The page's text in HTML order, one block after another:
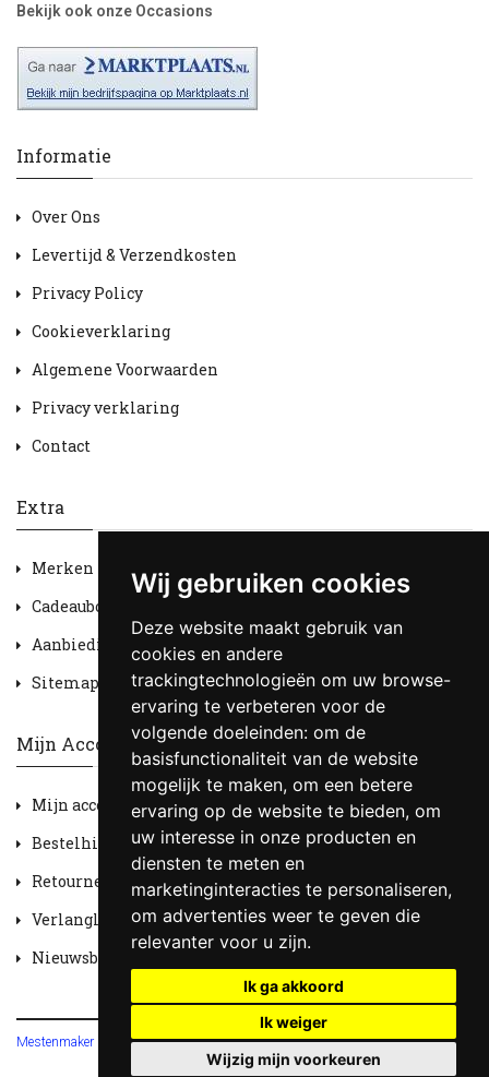
Wij gebruiken cookies
Deze website maakt gebruik van
cookies en andere
trackingtechnologieën om uw browse-
ervaring te verbeteren voor de
volgende doeleinden: om de
basisfunctionaliteit van de website
mogelijk te maken, om een betere
ervaring op de website te bieden, om
uw interesse in onze producten en
diensten te meten en
marketinginteracties te personaliseren,
om advertenties weer te geven die
relevanter voor u zijn.
Ik ga akkoord
Ik weiger
Wijzig mijn voorkeuren
Bekijk ook onze Occasions
Informatie
Over Ons
Levertijd & Verzendkosten
Privacy Policy
Cookieverklaring
Algemene Voorwaarden
Privacy verklaring
Contact
Extra
Merken
Cadeaubon
Aanbiedingen
Sitemap
Mijn Account
Mijn account
Bestelhistorie
Retourneren
Verlanglijst
Nieuwsbrief
Mestenmaker HOBV© 2026